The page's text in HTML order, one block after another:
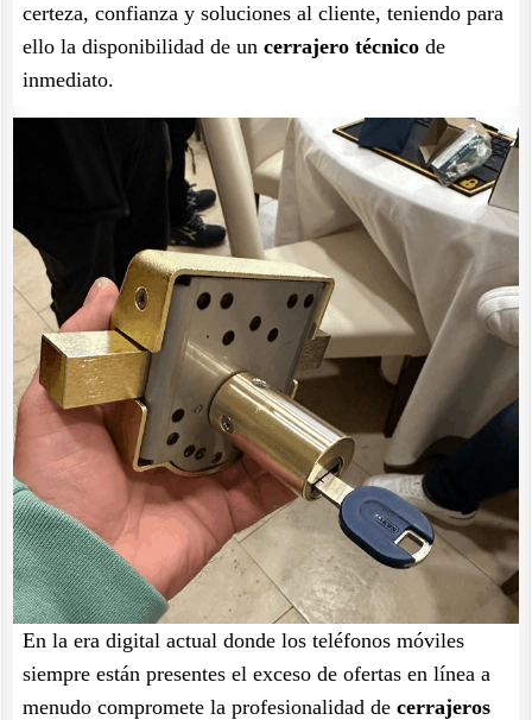
certeza, confianza y soluciones al cliente, teniendo para
ello la disponibilidad de un cerrajero técnico de
inmediato.
En la era digital actual donde los teléfonos móviles
siempre están presentes el exceso de ofertas en línea a
menudo compromete la profesionalidad de cerrajeros